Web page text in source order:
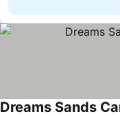
Dreams Sands